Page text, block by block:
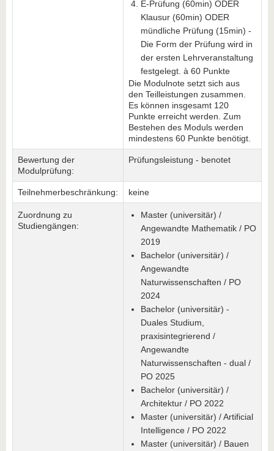
E-Prüfung (60min) ODER
Klausur (60min) ODER
mündliche Prüfung (15min) -
Die Form der Prüfung wird in
der ersten Lehrveranstaltung
festgelegt. à 60 Punkte
Die Modulnote setzt sich aus
den Teilleistungen zusammen.
Es können insgesamt 120
Punkte erreicht werden. Zum
Bestehen des Moduls werden
mindestens 60 Punkte benötigt.
Bewertung der
Modulprüfung:
Prüfungsleistung - benotet
Teilnehmerbeschränkung: keine
Zuordnung zu
Studiengängen:
Master (universitär) /
Angewandte Mathematik / PO
2019
Bachelor (universitär) /
Angewandte
Naturwissenschaften / PO
2024
Bachelor (universitär) -
Duales Studium,
praxisintegrierend /
Angewandte
Naturwissenschaften - dual /
PO 2025
Bachelor (universitär) /
Architektur / PO 2022
Master (universitär) / Artificial
Intelligence / PO 2022
Master (universitär) / Bauen